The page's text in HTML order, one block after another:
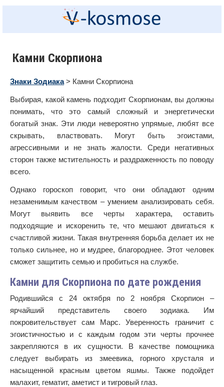
Камни Скорпиона
Знаки Зодиака> Камни Скорпиона
Выбирая, какой камень подходит Скорпионам, вы должны
понимать, что это самый сложный и энергетически
богатый знак. Эти люди невероятно упрямые, любят все
скрывать, властвовать. Могут быть эгоистами,
агрессивными и не знать жалости. Среди негативных
сторон также мстительность и раздраженность по поводу
всего.
Однако гороскоп говорит, что они обладают одним
незаменимым качеством – умением анализировать себя.
Могут выявить все черты характера, оставить
подходящие и искоренить те, что мешают двигаться к
счастливой жизни. Такая внутренняя борьба делает их не
только сильнее, но и мудрее, благороднее. Этот человек
сможет защитить семью и пробиться на службе.
Камни для Скорпиона по дате рождения
Родившийся с 24 октября по 2 ноября Скорпион –
ярчайший представитель своего зодиака. Им
покровительствует сам Марс. Уверенность граничит с
эгоистичностью и с каждым годом эти черты прочнее
закрепляются в их сущности. В качестве помощника
следует выбирать из змеевика, горного хрусталя и
насыщенной красным цветом яшмы. Также подойдет
малахит, гематит, аметист и тигровый глаз.